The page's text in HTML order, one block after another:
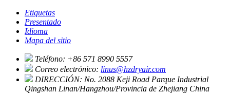
Etiquetas
Presentado
Idioma
Mapa del sitio
Teléfono: +86 571 8990 5557
Correo electrónico: linus@hzdryair.com
DIRECCIÓN: No. 2088 Keji Road Parque Industrial
Qingshan Linan/Hangzhou/Provincia de Zhejiang China